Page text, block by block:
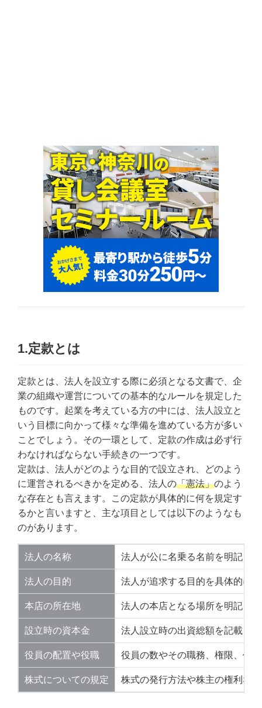
1.定款とは
定款とは、法人を設立する際に必須となる文書で、企
業の組織や運営についての基本的なルールを規定した
ものです。起業を考えている方の中には、法人設立と
いう目標に向かって様々な準備を進めている方が多い
ことでしょう。その一環として、定款の作成は必ず行
わなければならない手続きの一つです。
定款は、法人がどのような目的で設立され、どのよう
に運営されるべきかを定める、法人の「憲法」のよう
な存在とも言えます。この定款が具体的に何を規定す
るかと言いますと、主な項目としては以下のようなも
のがあります。
法人の名称 法人が公に名乗る名前を明記し
法人の目的 法人が追求する目的を具体的に
本店の所在地 法人の本店となる場所を明記し
設立時の資本金 法人設立時の出資総額を記載し
役員の配置や役職 役員の数やその職務、権限、任
株式についての規定 株式の発行方法や株主の権利な